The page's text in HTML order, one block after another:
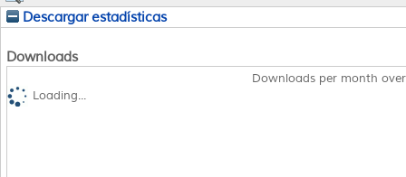
Descargar estadísticas
Downloads
Downloads per month
Loading...